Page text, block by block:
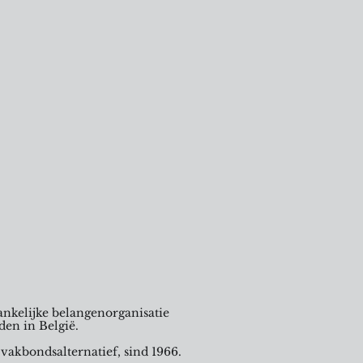
belangenorganisatie
in België.
sind 1966.